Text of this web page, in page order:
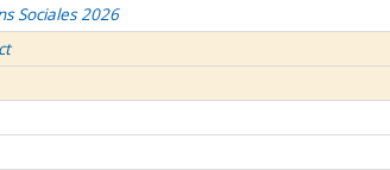
Sociales 2026